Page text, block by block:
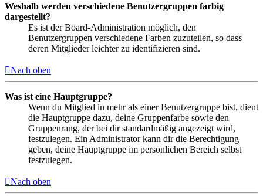
Weshalb werden verschiedene Benutzergruppen farbig
dargestellt?
Es ist der Board-Administration möglich, den
Benutzergruppen verschiedene Farben zuzuteilen, so dass
deren Mitglieder leichter zu identifizieren sind.
Nach oben
Was ist eine Hauptgruppe?
Wenn du Mitglied in mehr als einer Benutzergruppe bist, dient
die Hauptgruppe dazu, deine Gruppenfarbe sowie den
Gruppenrang, der bei dir standardmäßig angezeigt wird,
festzulegen. Ein Administrator kann dir die Berechtigung
geben, deine Hauptgruppe im persönlichen Bereich selbst
festzulegen.
Nach oben